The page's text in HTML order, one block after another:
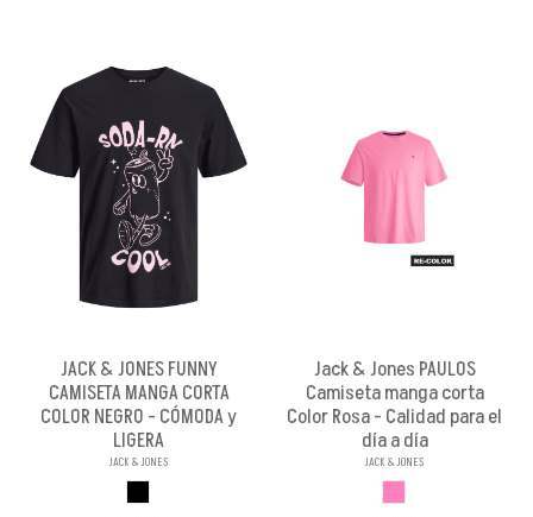
JACK & JONES FUNNY
CAMISETA MANGA CORTA
COLOR NEGRO - CÓMODA y
LIGERA
JACK & JONES
Jack & Jones PAULOS
Camiseta manga corta
Color Rosa - Calidad para el
día a día
JACK & JONES